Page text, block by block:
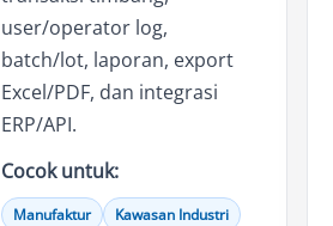
user/operator log,
batch/lot, laporan, export
Excel/PDF, dan integrasi
ERP/API.
Cocok untuk:
Manufaktur
Kawasan Industri